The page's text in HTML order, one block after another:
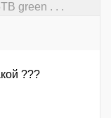
green . . .
???